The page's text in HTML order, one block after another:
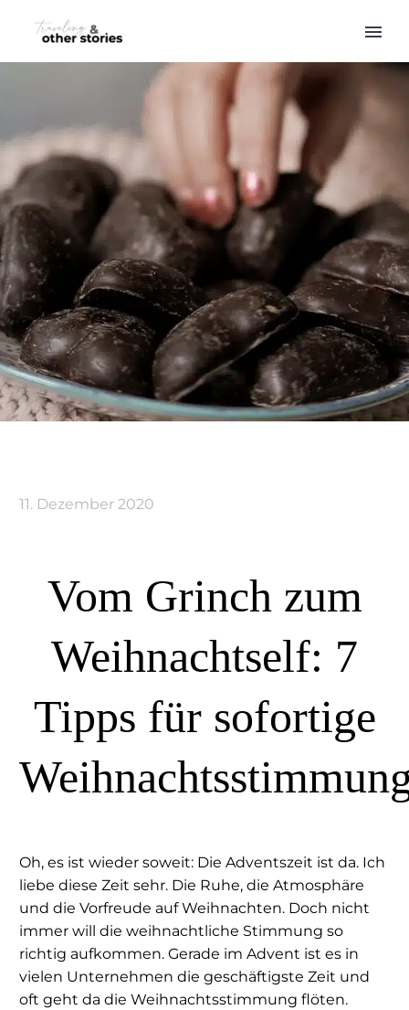
11. Dezember 2020
Vom Grinch zum
Weihnachtself: 7
Tipps für sofortige
Oh, es ist wieder soweit: Die Adventszeit ist da. Ich
liebe diese Zeit sehr. Die Ruhe, die Atmosphäre
und die Vorfreude auf Weihnachten. Doch nicht
immer will die weihnachtliche Stimmung so
richtig aufkommen. Gerade im Advent ist es in
vielen Unternehmen die geschäftigste Zeit und
oft geht da die Weihnachtsstimmung flöten.